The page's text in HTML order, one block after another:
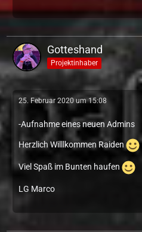
Gotteshand
Projektinhaber
25. Februar 2020 um 15:08
-Aufnahme eines neuen Admins
Herzlich Willlkommen Raiden
Viel Spaß im Bunten haufen
LG Marco